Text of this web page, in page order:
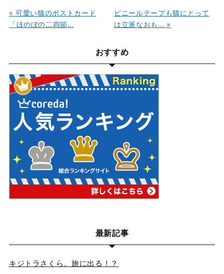
«可愛い猫のポストカード
「ほのぼの二四節…
ビニールテープも猫にとって
は立派なおも… »
おすすめ
最新記事
キジトラさくら。旅に出る！？